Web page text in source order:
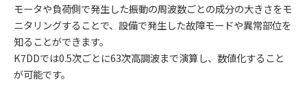
モータや負荷側で発生した振動の周波数ごとの成分の大きさをモ
ニタリングすることで、設備で発生した故障モードや異常部位を
知ることができます。
K7DDでは0.5次ごとに63次高調波まで演算し、数値化すること
が可能です。